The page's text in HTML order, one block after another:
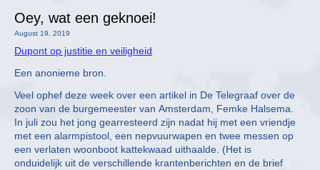
Oey, wat een geknoei!
August 19, 2019
Dupont op justitie en veiligheid
Een anonieme bron.
Veel ophef deze week over een artikel in De Telegraaf over de
zoon van de burgemeester van Amsterdam, Femke Halsema.
In juli zou het jong gearresteerd zijn nadat hij met een vriendje
met een alarmpistool, een nepvuurwapen en twee messen op
een verlaten woonboot kattekwaad uithaalde. (Het is
onduidelijk uit de verschillende krantenberichten en de brief